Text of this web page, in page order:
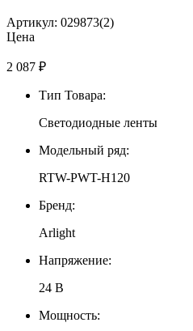
Артикул: 029873(2)
Цена
2 087 ₽
Тип Товара:
Светодиодные ленты
Модельный ряд:
RTW-PWT-H120
Бренд:
Arlight
Напряжение:
24 В
Мощность: